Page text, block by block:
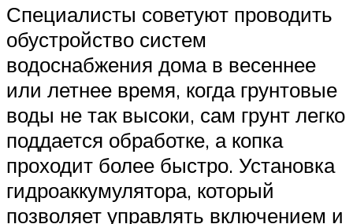
Специалисты советуют проводить
обустройство систем
водоснабжения дома в весеннее
или летнее время, когда грунтовые
воды не так высоки, сам грунт легко
поддается обработке, а копка
проходит более быстро. Установка
гидроаккумулятора, который
позволяет управлять включением и